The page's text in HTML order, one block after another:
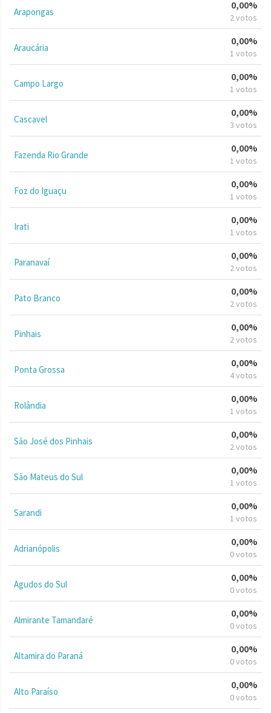
Arapongas
0,00%
2 votos
Araucária
0,00%
1 votos
Campo Largo
0,00%
1 votos
Cascavel
0,00%
3 votos
Fazenda Rio Grande
0,00%
1 votos
Foz do Iguaçu
0,00%
1 votos
Irati
0,00%
1 votos
Paranavaí
0,00%
2 votos
Pato Branco
0,00%
2 votos
Pinhais
0,00%
2 votos
Ponta Grossa
0,00%
4 votos
Rolândia
0,00%
1 votos
São José dos Pinhais
0,00%
2 votos
São Mateus do Sul
0,00%
1 votos
Sarandi
0,00%
1 votos
Adrianópolis
0,00%
0 votos
Agudos do Sul
0,00%
0 votos
Almirante Tamandaré
0,00%
0 votos
Altamira do Paraná
0,00%
0 votos
Alto Paraíso
0,00%
0 votos